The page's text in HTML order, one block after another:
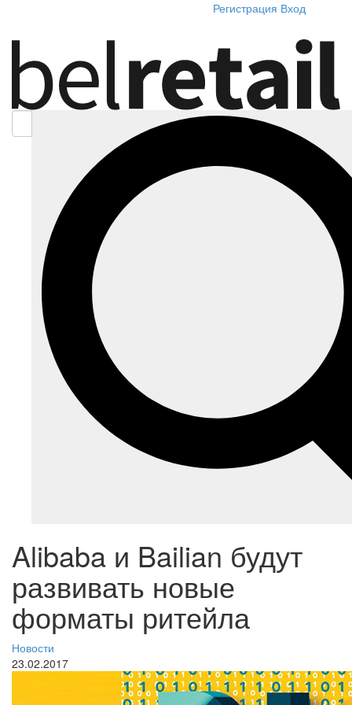
Регистрация Вход
Alibaba и Bailian будут
развивать новые
форматы ритейла
Новости
23.02.2017